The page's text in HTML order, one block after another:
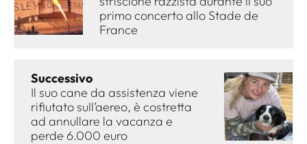
primo concerto allo Stade de
France
Successivo
Il suo cane da assistenza viene
rifiutato sull’aereo, è costretta
ad annullare la vacanza e
perde 6.000 euro